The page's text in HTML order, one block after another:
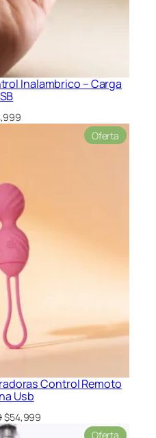
Inalambrico – Carga
Oferta
en
Control Remoto
Usb
El
precio
$54,999
Oferta